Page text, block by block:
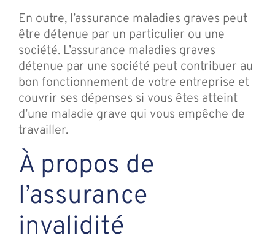
En outre, l’assurance maladies graves peut
être détenue par un particulier ou une
société. L’assurance maladies graves
détenue par une société peut contribuer au
bon fonctionnement de votre entreprise et
couvrir ses dépenses si vous êtes atteint
d’une maladie grave qui vous empêche de
travailler.
À propos de
l’assurance
invalidité